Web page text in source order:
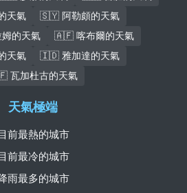
天氣
🇸🇾 阿勒頗的天氣
的天氣
🇦🇫 喀布爾的天氣
天氣
🇮🇩 雅加達的天氣
瓦加杜古的天氣
天氣極端
前最熱的城市
前最冷的城市
雨最多的城市